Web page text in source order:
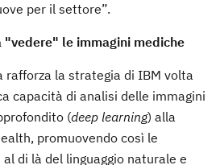
per il settore”.
"vedere" le immagini mediche
rafforza la strategia di IBM volta
capacità di analisi delle immagini
(deep learning) alla
promuovendo così le
di là del linguaggio naturale e